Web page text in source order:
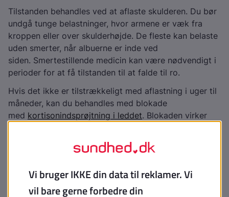
Tilstanden behandles ved at aflaste skulderen. Du bør
undgå tunge belastninger, hvor armene er væk fra
kroppen eller over skulderhøjde. De fleste kan belaste
uden smerter, når albuerne er inde ved
siden. Smertestillende medicin kan være nødvendigt i
perioder for at få tilstanden til at falde til ro.
Hvis det ikke er tilstrækkeligt med aflastning i uger til
måneder, kan du behandles med blokade
med kortisonindsprøjtning i leddet. Blokaden virker
falde ro, så dine smerter gradvist aftager og ikke
Hvis du efter minimum 6 måneder med aflastning og
behandling med blokade fortsat har mange smerter
fra leddet, kan operation komme på tale. Ved